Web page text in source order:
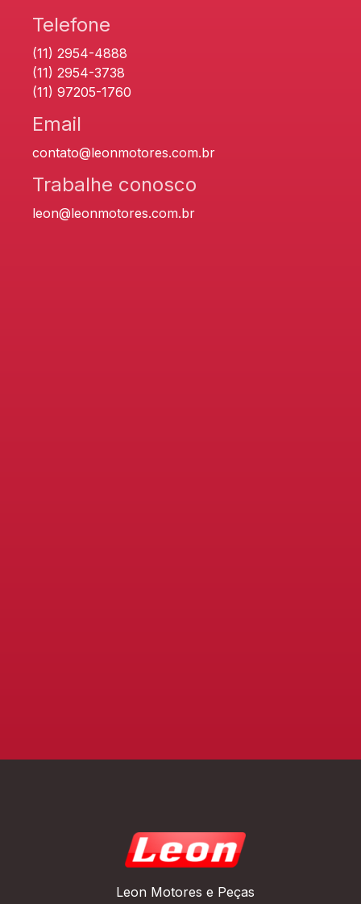
Telefone
(11) 2954-4888
(11) 2954-3738
(11) 97205-1760
Email
contato@leonmotores.com.br
Trabalhe conosco
leon@leonmotores.com.br
Leon Motores e Peças